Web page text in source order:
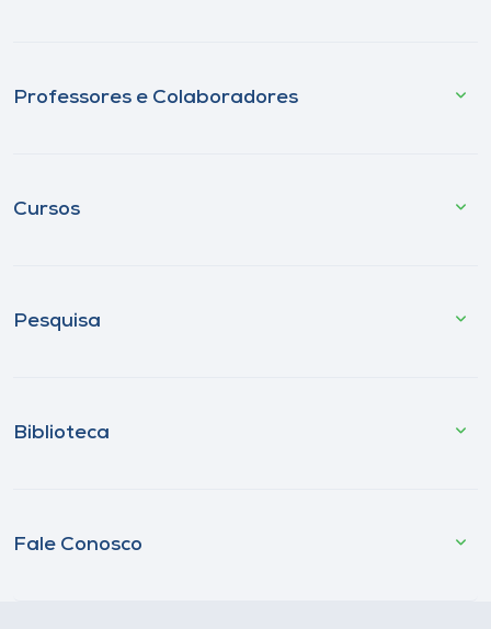
Professores e Colaboradores
Cursos
Pesquisa
Biblioteca
Fale Conosco